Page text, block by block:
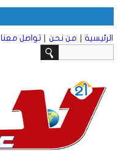
الرئيسية | من نحن | تواصل معنا